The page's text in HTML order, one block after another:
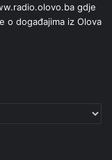
gdje
o događajima iz Olova